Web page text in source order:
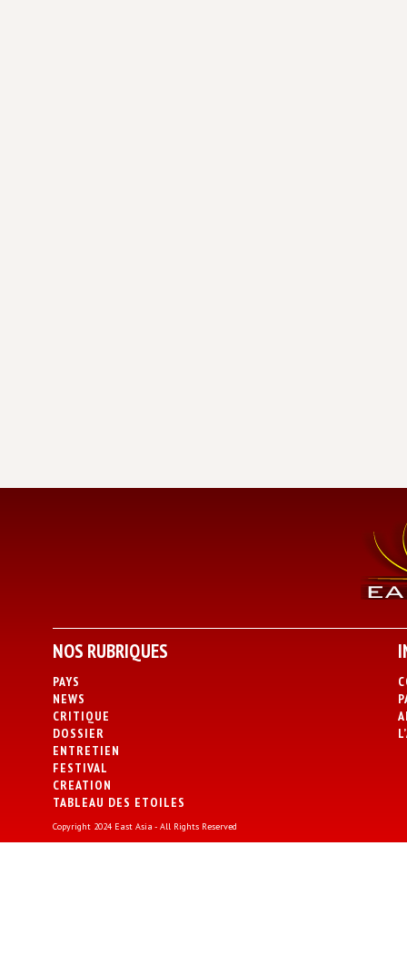
NOS RUBRIQUES
PAYS
NEWS
CRITIQUE
DOSSIER
ENTRETIEN
FESTIVAL
CREATION
TABLEAU DES ETOILES
Copyright 2024 East Asia - All Rights Reserved